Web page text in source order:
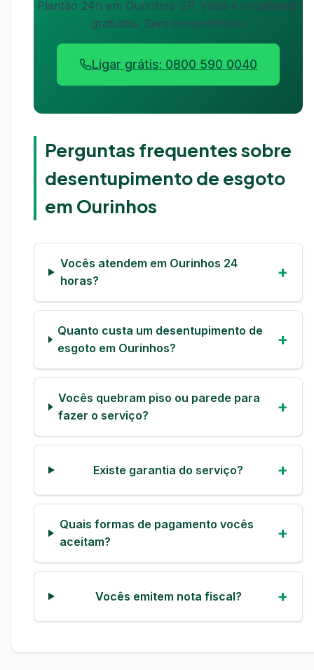
Plantão 24h em Ourinhos-SP. Visita e orçamento
gratuitos. Sem compromisso.
Ligar grátis: 0800 590 0040
Perguntas frequentes sobre
desentupimento de esgoto
em Ourinhos
Vocês atendem em Ourinhos 24
horas?
Quanto custa um desentupimento de
esgoto em Ourinhos?
Vocês quebram piso ou parede para
fazer o serviço?
Existe garantia do serviço?
Quais formas de pagamento vocês
aceitam?
Vocês emitem nota fiscal?